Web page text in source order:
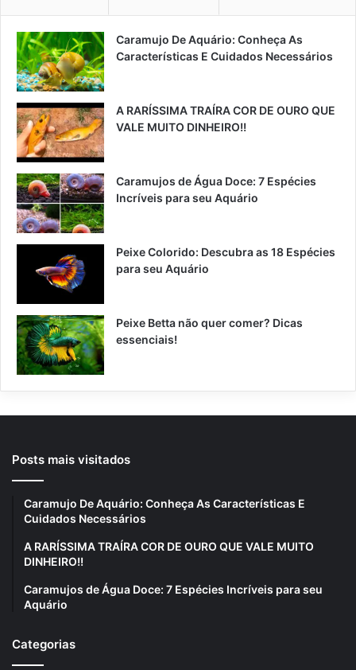
Caramujo De Aquário: Conheça As
Características E Cuidados Necessários
A RARÍSSIMA TRAÍRA COR DE OURO QUE
VALE MUITO DINHEIRO!!
Caramujos de Água Doce: 7 Espécies
Incríveis para seu Aquário
Peixe Colorido: Descubra as 18 Espécies
para seu Aquário
Peixe Betta não quer comer? Dicas
essenciais!
Posts mais visitados
Caramujo De Aquário: Conheça As Características E
Cuidados Necessários
A RARÍSSIMA TRAÍRA COR DE OURO QUE VALE MUITO
DINHEIRO!!
Caramujos de Água Doce: 7 Espécies Incríveis para seu
Aquário
Categorias